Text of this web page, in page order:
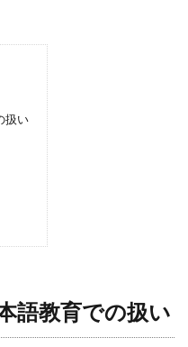
扱い
語教育での扱い